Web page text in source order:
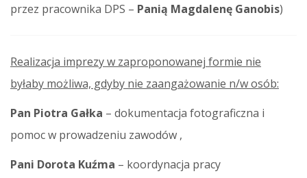
przez pracownika DPS – Panią Magdalenę Ganobis)
Realizacja imprezy w zaproponowanej formie nie
byłaby możliwa, gdyby nie zaangażowanie n/w osób:
Pan Piotra Gałka – dokumentacja fotograficzna i
pomoc w prowadzeniu zawodów ,
Pani Dorota Kuźma – koordynacja pracy